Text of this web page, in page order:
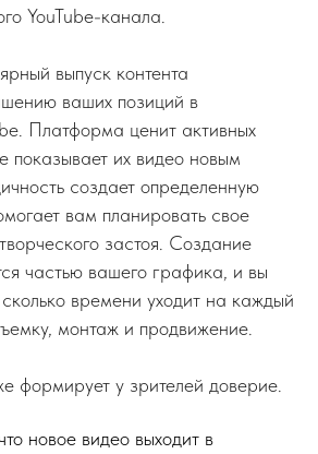
YouTube-канала.
выпуск контента
ваших позиций в
Платформа ценит активных
показывает их видео новым
создает определенную
вам планировать свое
застоя. Создание
частью вашего графика, и вы
времени уходит на каждый
монтаж и продвижение.
формирует у зрителей доверие.
новое видео выходит в